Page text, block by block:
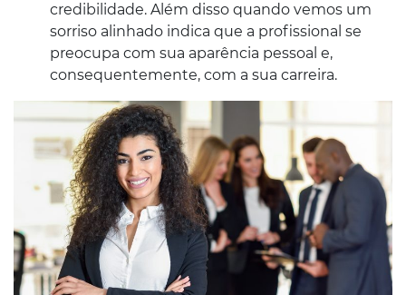
credibilidade. Além disso quando vemos um
sorriso alinhado indica que a profissional se
preocupa com sua aparência pessoal e,
consequentemente, com a sua carreira.